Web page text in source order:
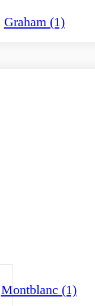
Graham (1)
Montblanc (1)